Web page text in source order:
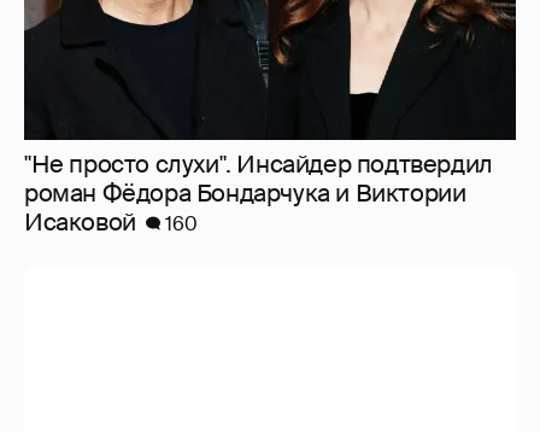
"Не просто слухи". Инсайдер подтвердил
роман Фёдора Бондарчука и Виктории
Исаковой
160